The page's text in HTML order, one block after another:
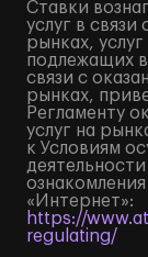
Ставки
услуг в
рынках,
подлежащих
связи с
рынках,
Регламенту
услуг на
к Условиям
«Интернет»:
https://
regulating/